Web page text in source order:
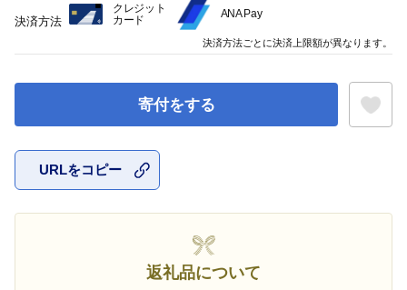
寄付をする
URLをコピー
返礼品について
決済方法
クレジット
カード
ANA Pay
決済方法ごとに決済上限額が異なります。